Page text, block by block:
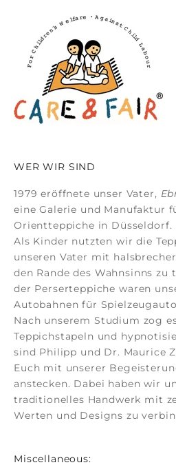
WER WIR SIND
1979 eröffnete unser Vater,
eine Galerie und Manufaktur
Orientteppiche in Düsseldorf.
Als Kinder nutzten wir die
unseren Vater mit
den Rande des Wahnsinns zu
der Perserteppiche waren
Autobahnen für
Nach unserem Studium zog
Teppichstapeln und
sind Philipp und Dr. Maurice
Euch mit unserer
anstecken. Dabei haben wir
traditionelles Handwerk mit
Werten und Designs zu
Miscellaneous: